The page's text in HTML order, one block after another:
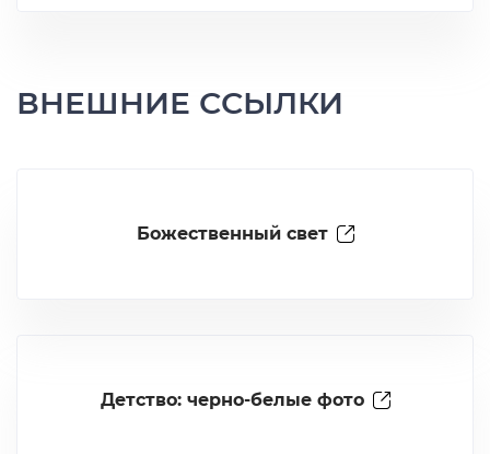
ВНЕШНИЕ ССЫЛКИ
Божественный свет
Детство: черно-белые фото